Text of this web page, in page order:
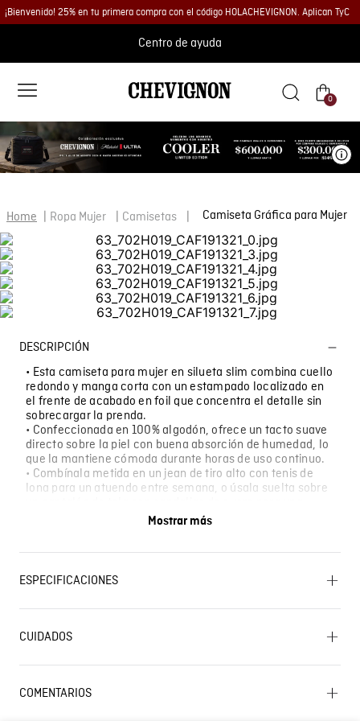
¡Bienvenido! 25% en tu primera compra con el código HOLACHEVIGNON. Aplican TyC
Centro de ayuda
0
Ropa Mujer Camisetas Camiseta Gráfica para Mujer
DESCRIPCIÓN
• Esta camiseta para mujer en silueta slim combina cuello
redondo y manga corta con un estampado localizado en
el frente de acabado en foil que concentra el detalle sin
sobrecargar la prenda.
• Confeccionada en 100% algodón, ofrece un tacto suave
directo sobre la piel con buena absorción de humedad, lo
que la mantiene cómoda durante horas de uso continuo.
• Combínala metida en un jean de tiro alto con tenis de
lona para un atuendo entre semana, o úsala suelta sobre
Mostrar más
ESPECIFICACIONES
tendedero a la sombra. PLANCHADO: Planchar a una
temperatura máxima de la base de 110 ºC, sin vapor.
OTROS: Lavar separadamente. LAVADO: Temperatura
OTROS: Planchar solo por el revés. BLANQUEADO: No
CUIDADOS
COMENTARIOS